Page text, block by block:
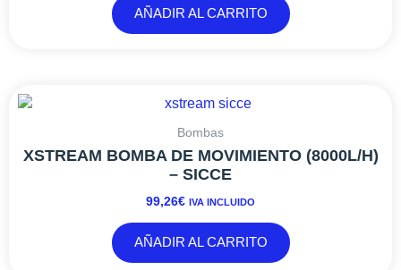
AÑADIR AL CARRITO
Bombas
XSTREAM BOMBA DE MOVIMIENTO (8000L/H)
– SICCE
99,26€ IVA INCLUIDO
AÑADIR AL CARRITO